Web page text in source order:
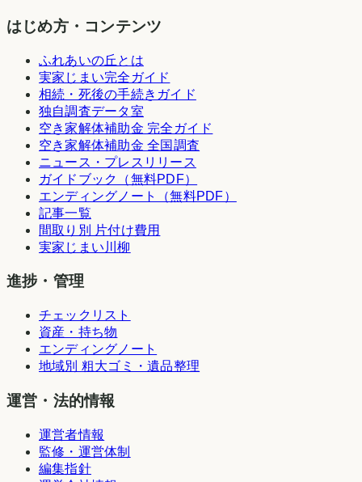
はじめ方・コンテンツ
ふれあいの丘とは
実家じまい完全ガイド
相続・死後の手続きガイド
独自調査データ室
空き家解体補助金 完全ガイド
空き家解体補助金 全国調査
ニュース・プレスリリース
ガイドブック（無料PDF）
エンディングノート（無料PDF）
記事一覧
間取り別 片付け費用
実家じまい川柳
進捗・管理
チェックリスト
資産・持ち物
エンディングノート
地域別 粗大ゴミ・遺品整理
運営・法的情報
運営者情報
監修・運営体制
編集指針